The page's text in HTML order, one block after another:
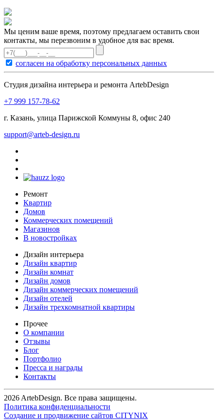
Мы ценим ваше время, поэтому предлагаем оставить свои
контакты, мы перезвоним в удобное для вас время.
согласен на обработку персональных данных
Студия дизайна интерьера и ремонта ArtebDesign
+7 999 157-78-62
г. Казань, улица Парижской Коммуны 8, офис 240
support@arteb-design.ru
Ремонт
Квартир
Домов
Коммерческих помещений
Магазинов
В новостройках
Дизайн интерьера
Дизайн квартир
Дизайн комнат
Дизайн домов
Дизайн коммерческих помещений
Дизайн отелей
Дизайн трехкомнатной квартиры
Прочее
О компании
Отзывы
Блог
Портфолио
Пресса и награды
Контакты
2026 ArtebDesign. Все права защищены.
Политика конфиденциальности
Создание и продвижение сайтов CITYNIX